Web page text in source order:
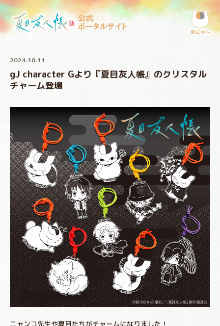
公式
ポータルサイト
めにゅ〜
2024.10.11
gJ character Gより『夏目友人帳』のクリスタル
チャーム登場
ニャンコ先生や夏目たちがチャームになりました！